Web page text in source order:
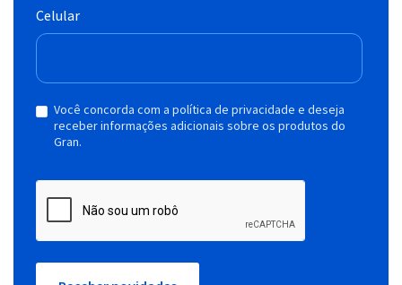
Celular
Você concorda com a política de privacidade e deseja
receber informações adicionais sobre os produtos do
Gran.